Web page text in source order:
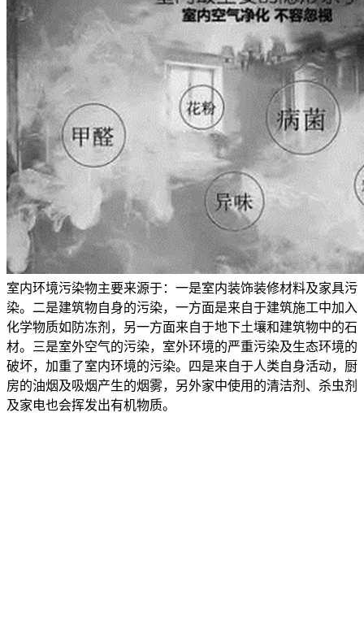
室内环境污染物主要来源于：一是室内装饰装修材料及家具污
染。二是建筑物自身的污染，一方面是来自于建筑施工中加入
化学物质如防冻剂，另一方面来自于地下土壤和建筑物中的石
材。三是室外空气的污染，室外环境的严重污染及生态环境的
破坏，加重了室内环境的污染。四是来自于人类自身活动，厨
房的油烟及吸烟产生的烟雾，另外家中使用的清洁剂、杀虫剂
及家电也会挥发出有机物质。